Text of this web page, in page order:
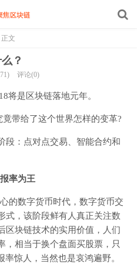
正文
？
评论(0)
将是区块链落地元年。
带给了这个世界怎样的变革?
段：点对点交易、智能合约和
率为王
的数字货币时代，数字货币交
式，该阶段鲜有人真正关注数
区块链技术的实用价值，人们
，相当于换个盘面买股票，只
惊人，当然也是哀鸿遍野。